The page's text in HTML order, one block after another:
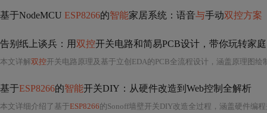
基于NodeMCU ESP8266的智能家居系统：语音与手动双控方案
告别纸上谈兵：用 双控开关电路和简易PCB设计，带你玩转家
本文详解双控开关电路原理及基于立创EDA的PCB全流程设计，涵盖原理图绘制、
基于ESP8266的智能开关DIY：从硬件改造到Web控制全解析
本文详细介绍了基于ESP8266的Sonoff墙壁开关DIY改造全过程，涵盖硬件编程夹具制作、